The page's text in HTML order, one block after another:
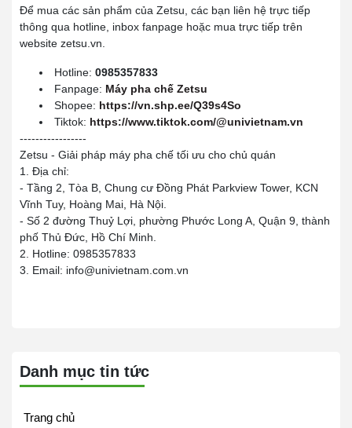
Để mua các sản phẩm của Zetsu, các bạn liên hệ trực tiếp
thông qua hotline, inbox fanpage hoặc mua trực tiếp trên
website zetsu.vn.
Hotline: 0985357833
Fanpage: Máy pha chế Zetsu
Shopee: https://vn.shp.ee/Q39s4So
Tiktok: https://www.tiktok.com/@univietnam.vn
-----------------
Zetsu - Giải pháp máy pha chế tối ưu cho chủ quán
1. Địa chỉ:
- Tầng 2, Tòa B, Chung cư Đồng Phát Parkview Tower, KCN
Vĩnh Tuy, Hoàng Mai, Hà Nội.
- Số 2 đường Thuỷ Lợi, phường Phước Long A, Quận 9, thành
phố Thủ Đức, Hồ Chí Minh.
2. Hotline: 0985357833
3. Email: info@univietnam.com.vn
Danh mục tin tức
Trang chủ